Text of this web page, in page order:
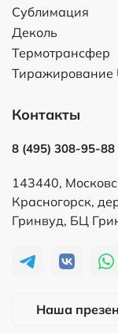
Сублимация
Деколь
Термотрансфер
Тиражирование
Контакты
8 (495) 308-95-88
143440,
Красногорск,
Гринвуд, БЦ
Наша